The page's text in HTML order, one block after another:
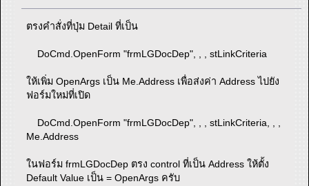
ตรงคำสั่งที่ปุ่ม Detail ที่เป็น
DoCmd.OpenForm "frmLGDocDep", , , stLinkCriteria
ให้เพิ่ม OpenArgs เป็น Me.Address เพื่อส่งค่า Address ไปยัง
ฟอร์มใหม่ที่เปิด
DoCmd.OpenForm "frmLGDocDep", , , stLinkCriteria, , ,
Me.Address
ในฟอร์ม frmLGDocDep ตรง control ที่เป็น Address ให้ตั้ง
Default Value เป็น = OpenArgs ครับ